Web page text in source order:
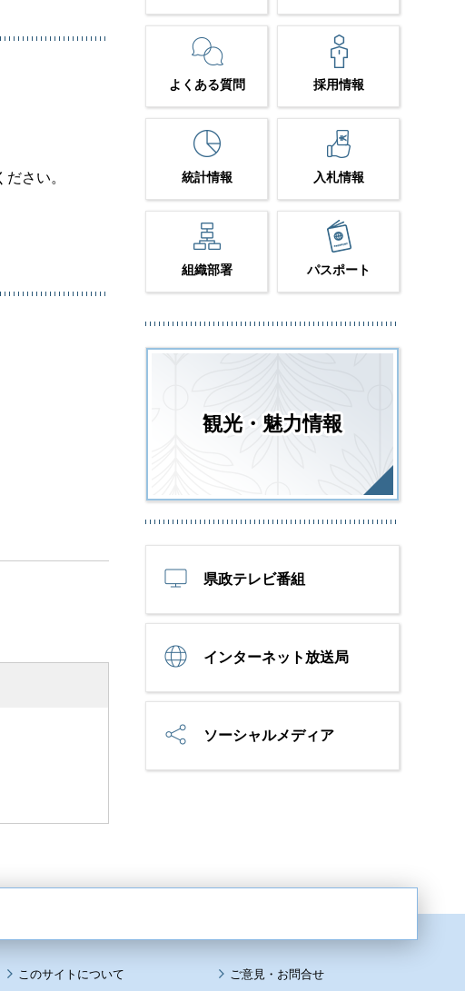
さい。
よくある質問 採用情報
統計情報 入札情報
組織部署 パスポート
観光・魅力情報
県政テレビ番組
インターネット放送局
ソーシャルメディア
このサイトについて